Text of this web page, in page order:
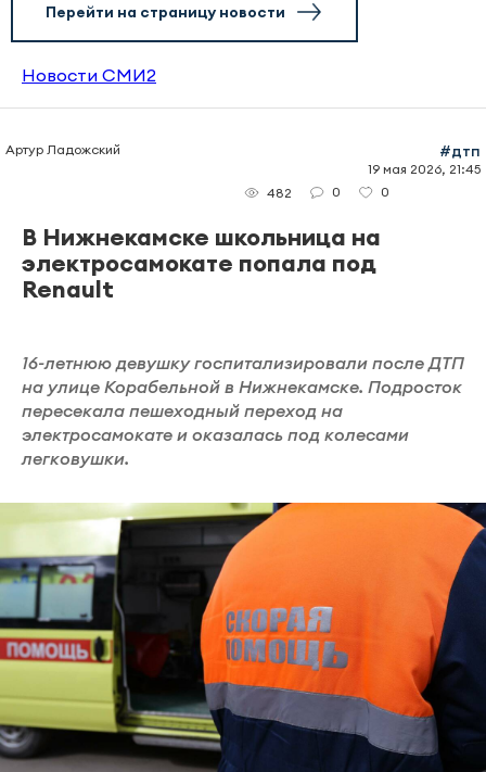
Перейти на страницу новости
Новости СМИ2
Артур Ладожский #дтп
19 мая 2026, 21:45
482
0 0
В Нижнекамске школьница на
электросамокате попала под
Renault
16-летнюю девушку госпитализировали после ДТП
на улице Корабельной в Нижнекамске. Подросток
пересекала пешеходный переход на
электросамокате и оказалась под колесами
легковушки.